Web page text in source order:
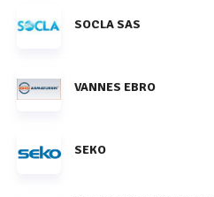
SOCLA SAS
VANNES EBRO
SEKO